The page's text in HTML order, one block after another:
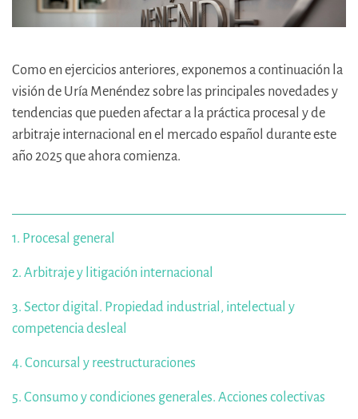
Como en ejercicios anteriores, exponemos a continuación la
visión de Uría Menéndez sobre las principales novedades y
tendencias que pueden afectar a la práctica procesal y de
arbitraje internacional en el mercado español durante este
año 2025 que ahora comienza.
1. Procesal general
2. Arbitraje y litigación internacional
3. Sector digital. Propiedad industrial, intelectual y
competencia desleal
4. Concursal y reestructuraciones
5. Consumo y condiciones generales. Acciones colectivas